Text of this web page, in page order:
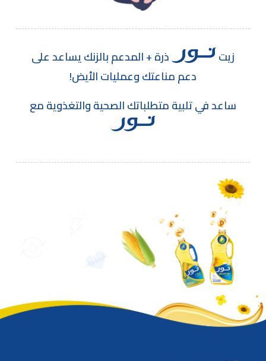
زيت
ذرة + المدعم بالزنك يساعد على
دعم مناعتك وعمليات الأيض!
ساعد في تلبية متطلباتك الصحية والتغذوية مع